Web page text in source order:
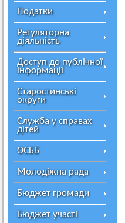
Податки
Регуляторна
діяльність
Доступ до публічної
інформації
Старостинські
округи
Служба у справах
дітей
ОСББ
Молодіжна рада
Бюджет громади
Бюджет участі